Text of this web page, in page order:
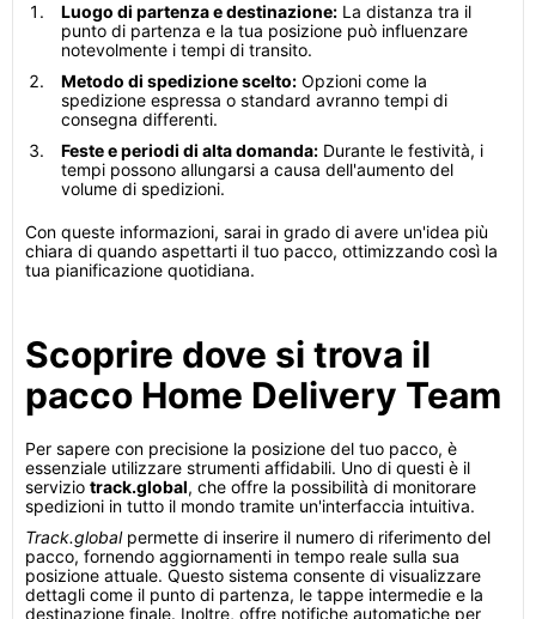
Luogo di partenza e destinazione: La distanza tra il
punto di partenza e la tua posizione può influenzare
notevolmente i tempi di transito.
Metodo di spedizione scelto: Opzioni come la
spedizione espressa o standard avranno tempi di
consegna differenti.
Feste e periodi di alta domanda: Durante le festività, i
tempi possono allungarsi a causa dell'aumento del
volume di spedizioni.
Con queste informazioni, sarai in grado di avere un'idea più
chiara di quando aspettarti il tuo pacco, ottimizzando così la
tua pianificazione quotidiana.
Scoprire dove si trova il
pacco Home Delivery Team
Per sapere con precisione la posizione del tuo pacco, è
essenziale utilizzare strumenti affidabili. Uno di questi è il
servizio track.global, che offre la possibilità di monitorare
spedizioni in tutto il mondo tramite un'interfaccia intuitiva.
Track.globalpermette di inserire il numero di riferimento del
pacco, fornendo aggiornamenti in tempo reale sulla sua
posizione attuale. Questo sistema consente di visualizzare
dettagli come il punto di partenza, le tappe intermedie e la
destinazione finale. Inoltre, offre notifiche automatiche per